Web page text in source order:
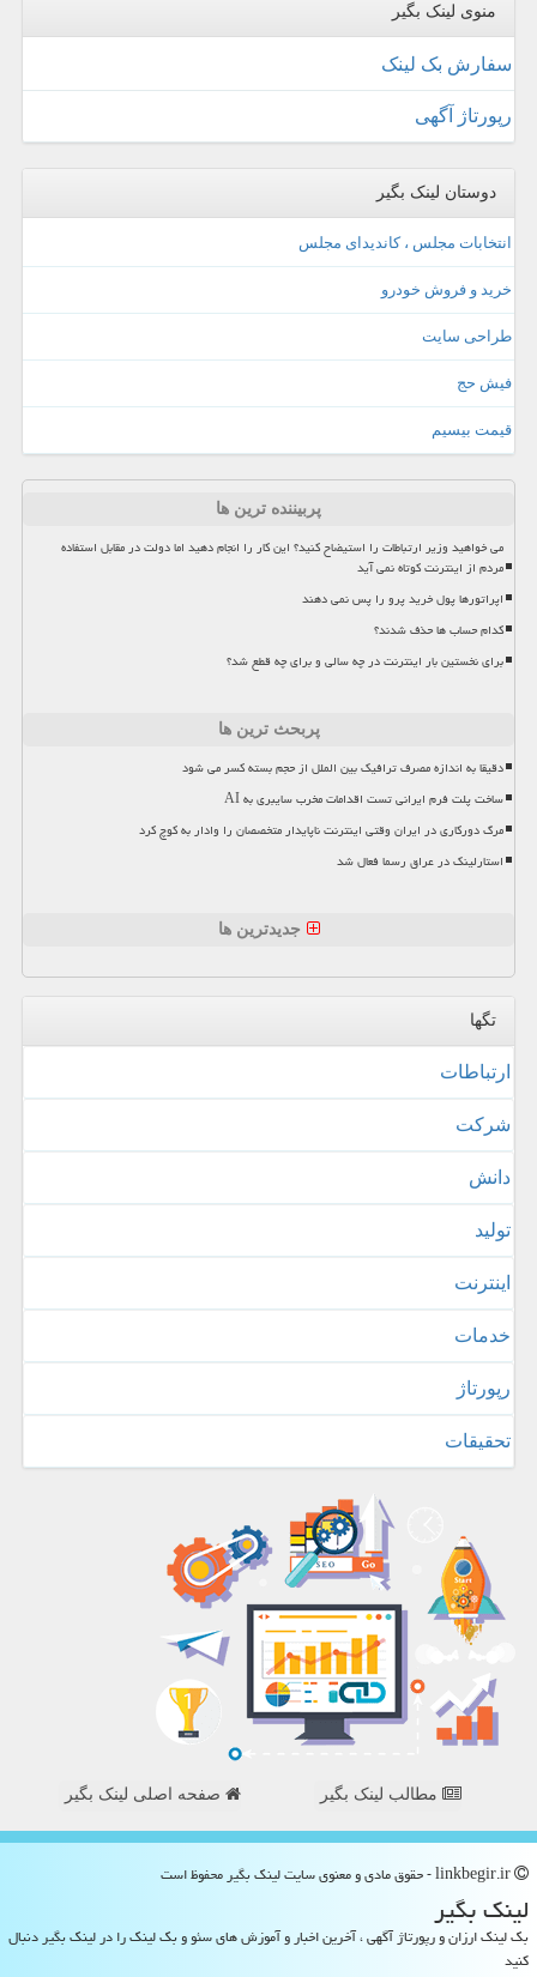
منوی لینک بگیر
سفارش بک لینک
رپورتاژ آگهی
دوستان لینک بگیر
انتخابات مجلس ، کاندیدای مجلس
خرید و فروش خودرو
طراحی سایت
فیش حج
قیمت بیسیم
پربیننده ترین ها
می خواهید وزیر ارتباطات را استیضاح کنید؟ این کار را انجام دهید اما دولت در مقابل استفاده
مردم از اینترنت کوتاه نمی آید
اپراتورها پول خرید پرو را پس نمی دهند
کدام حساب ها حذف شدند؟
برای نخستین بار اینترنت در چه سالی و برای چه قطع شد؟
پربحث ترین ها
دقیقا به اندازه مصرف ترافیک بین الملل از حجم بسته کسر می شود
ساخت پلت فرم ایرانی تست اقدامات مخرب سایبری به AI
مرگ دورکاری در ایران وقتی اینترنت ناپایدار متخصصان را وادار به کوچ کرد
استارلینک در عراق رسما فعال شد
جدیدترین ها
تگها
ارتباطات
شركت
دانش
تولید
اینترنت
خدمات
رپورتاژ
تحقیقات
مطالب لینک بگیر صفحه اصلی لینک بگیر
لینك بگیر
بک لینک ارزان و رپورتاژ آگهی ، آخرین اخبار و آموزش های سئو و بک لینک را در لینک بگیر دنبال
کنید